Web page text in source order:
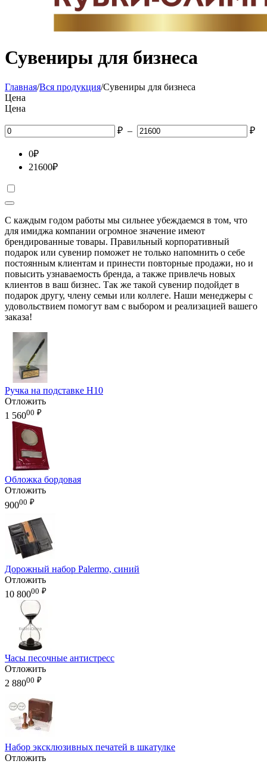
Сувениры для бизнеса
Главная/Вся продукция/Сувениры для бизнеса
Цена
Цена
₽ – ₽
0₽
21600₽
С каждым годом работы мы сильнее убеждаемся в том, что
для имиджа компании огромное значение имеют
брендированные товары. Правильный корпоративный
подарок или сувенир поможет не только напомнить о себе
постоянным клиентам и принести повторные продажи, но и
повысить узнаваемость бренда, а также привлечь новых
клиентов в ваш бизнес. Так же такой сувенир подойдет в
подарок другу, члену семьи или коллеге. Наши менеджеры с
удовольствием помогут вам с выбором и реализацией вашего
заказа!
Ручка на подставке H10
Отложить
1 56000 ₽
Обложка бордовая
Отложить
90000 ₽
Дорожный набор Palermo, синий
Отложить
10 80000 ₽
Часы песочные антистресс
Отложить
2 88000 ₽
Набор эксклюзивных печатей в шкатулке
Отложить